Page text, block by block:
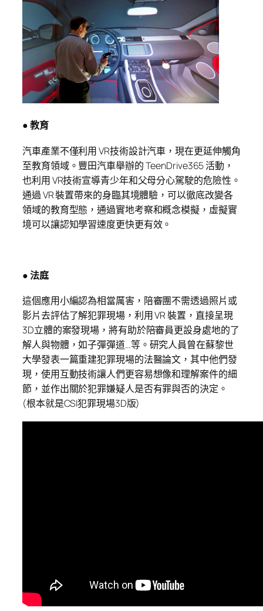
● 教育
汽車產業不僅利用 VR技術設計汽車，現在更延伸觸角
至教育領域。豐田汽車舉辦的 TeenDrive365 活動，
也利用 VR技術宣導青少年和父母分心駕駛的危險性。
通過 VR 裝置帶來的身臨其境體驗，可以徹底改變各
領域的教育型態，通過實地考察和概念模擬，虛擬實
境可以讓認知學習速度更快更有效。
● 法庭
這個應用小編認為相當厲害，陪審團不需透過照片或
影片去評估了解犯罪現場，利用 VR 裝置，直接呈現
3D立體的案發現場，將有助於陪審員更設身處地的了
解人與物體，如子彈彈道…等。研究人員曾在蘇黎世
大學發表一篇重建犯罪現場的法醫論文，其中他們發
現，使用互動技術讓人們更容易想像和理解案件的細
節，並作出關於犯罪嫌疑人是否有罪與否的決定。
(根本就是CSI犯罪現場3D版)